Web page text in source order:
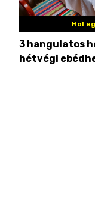
Hol
3 hangulatos
hétvégi